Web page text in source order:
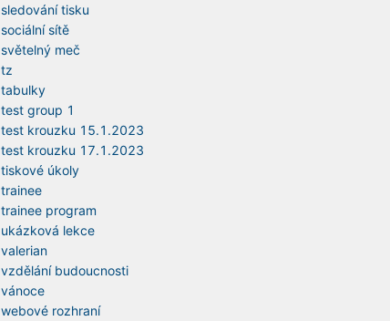
sledování tisku
sociální sítě
světelný meč
tz
tabulky
test group 1
test krouzku 15.1.2023
test krouzku 17.1.2023
tiskové úkoly
trainee
trainee program
ukázková lekce
valerian
vzdělání budoucnosti
vánoce
webové rozhraní